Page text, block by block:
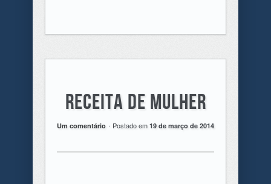
Receita de Mulher
Um comentário . Postado em 19 de março de 2014